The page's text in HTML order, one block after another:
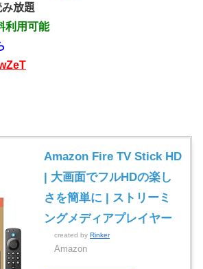
み放題
利用可能
Amazon Fire TV Stick HD
| 大画面でフルHDの楽し
さを簡単に | ストリーミ
ングメディアプレイヤー
created by Rinker
Amazon